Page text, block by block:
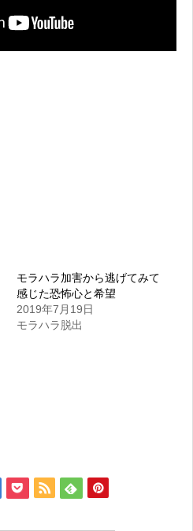
モラハラ加害から逃げてみて
感じた恐怖心と希望
2019年7月19日
モラハラ脱出